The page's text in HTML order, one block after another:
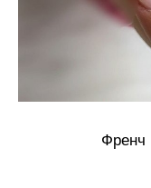
Френч